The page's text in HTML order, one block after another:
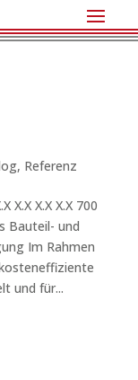
, Referenz
X.X X.X X.X 700
Bauteil- und
Im Rahmen
und für...